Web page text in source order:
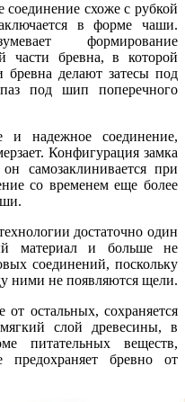
схоже с рубкой
в форме чаши.
формирование
части бревна, в которой
делают затесы под
под шип поперечного
и надежное соединение,
Конфигурация замка
самозаклинивается при
со временем еще более
достаточно один
материал и больше не
соединений, поскольку
ними не появляются щели.
остальных, сохраняется
слой древесины, в
питательных веществ,
бревно от